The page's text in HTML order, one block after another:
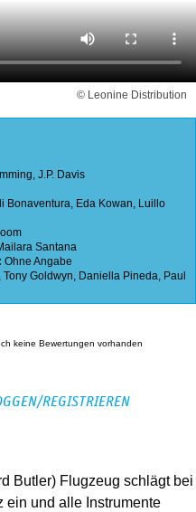
© Leonine Distribution
, J.P. Davis
Bonaventura, Eda Kowan, Luillo
Santana
Ohne Angabe
, Tony Goldwyn, Daniella Pineda, Paul
keine Bewertungen vorhanden
REGISTRIEREN
Butler) Flugzeug schlägt bei
ein und alle Instrumente